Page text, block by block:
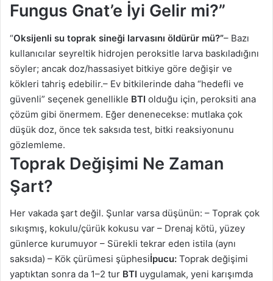
Fungus Gnat’e İyi Gelir mi?”
“Oksijenli su toprak sineği larvasını öldürür mü?”– Bazı
kullanıcılar seyreltik hidrojen peroksitle larva baskıladığını
söyler; ancak doz/hassasiyet bitkiye göre değişir ve
kökleri tahriş edebilir.– Ev bitkilerinde daha “hedefli ve
güvenli” seçenek genellikle BTI olduğu için, peroksiti ana
çözüm gibi önermem. Eğer denenecekse: mutlaka çok
düşük doz, önce tek saksıda test, bitki reaksiyonunu
gözlemleme.
Toprak Değişimi Ne Zaman
Şart?
Her vakada şart değil. Şunlar varsa düşünün: – Toprak çok
sıkışmış, kokulu/çürük kokusu var – Drenaj kötü, yüzey
günlerce kurumuyor – Sürekli tekrar eden istila (aynı
saksıda) – Kök çürümesi şüphesiİpucu: Toprak değişimi
yaptıktan sonra da 1–2 tur BTI uygulamak, yeni karışımda